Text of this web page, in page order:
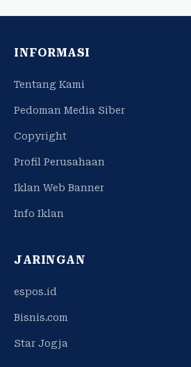
INFORMASI
Tentang Kami
Pedoman Media Siber
Copyright
Profil Perusahaan
Iklan Web Banner
Info Iklan
JARINGAN
espos.id
Bisnis.com
Star Jogja